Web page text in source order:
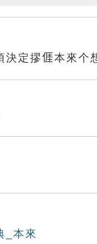
決定摎𠊎本來
_本來